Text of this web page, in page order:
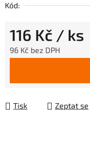
Kód:
116 Kč / ks
96 Kč bez DPH
Tisk Zeptat se